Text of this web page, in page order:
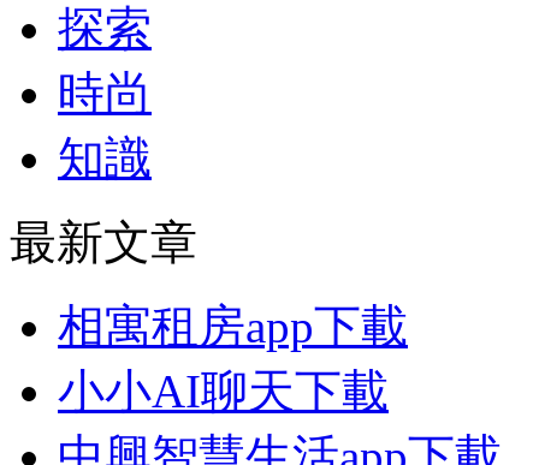
探索
時尚
知識
最新文章
相寓租房app下載
小小AI聊天下載